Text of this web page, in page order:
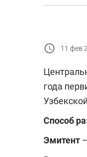
11 фев
года
Способ
Эмитент